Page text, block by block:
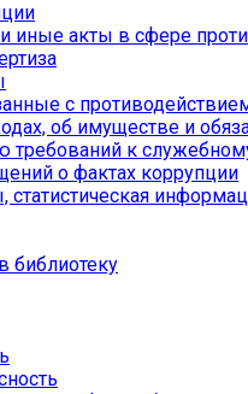
акты в сфере
с
об имуществе и
к
о фактах коррупции
библиотеку